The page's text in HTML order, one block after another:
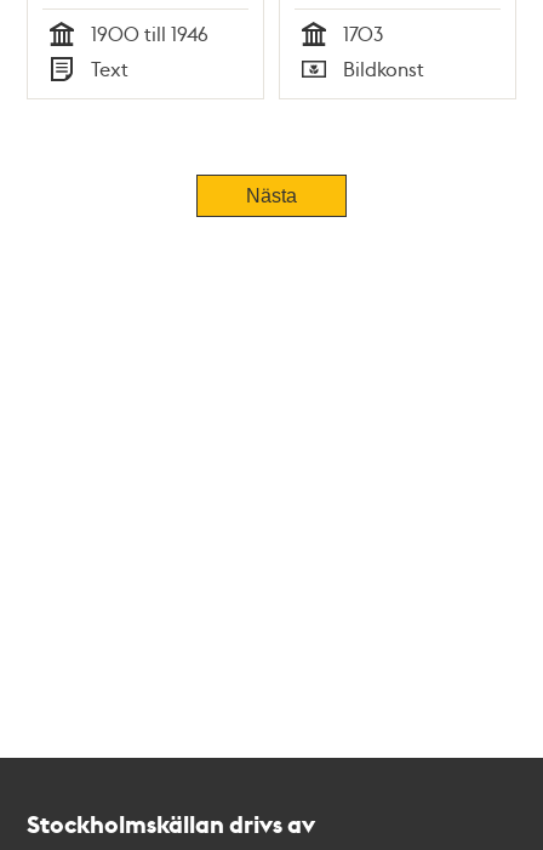
Tid
1900 till 1946
Typ
Text Tid
1703
Typ
Bildkonst
Nästa
Stockholmskällan drivs av